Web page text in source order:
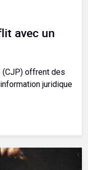
avec un
(CJP) offrent des
juridique